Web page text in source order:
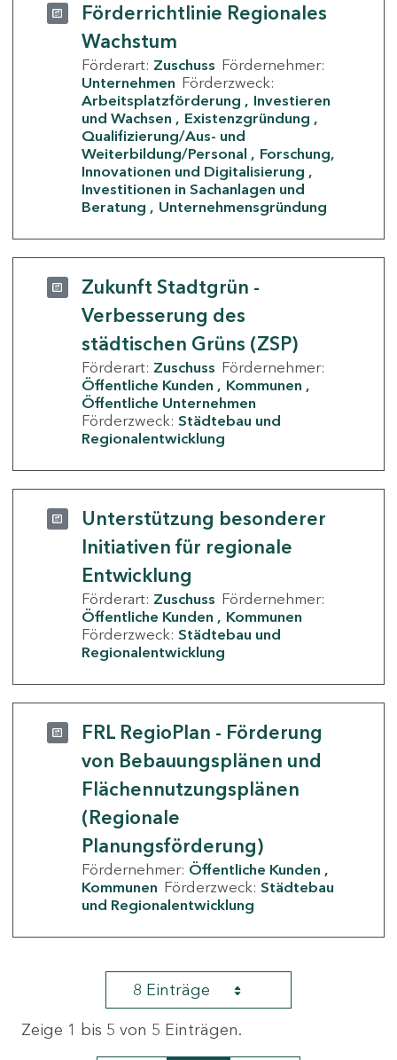
Förderrichtlinie Regionales
Wachstum
Förderart: Zuschuss Fördernehmer:
Unternehmen Förderzweck:
Arbeitsplatzförderung
Investieren
und Wachsen
Existenzgründung
Qualifizierung/Aus- und
Weiterbildung/Personal
Forschung,
Innovationen und Digitalisierung
Investitionen in Sachanlagen und
Beratung
Unternehmensgründung
Zukunft Stadtgrün -
Verbesserung des
städtischen Grüns (ZSP)
Förderart: Zuschuss Fördernehmer:
Öffentliche Kunden
Kommunen
Öffentliche Unternehmen
Förderzweck: Städtebau und
Regionalentwicklung
Unterstützung besonderer
Initiativen für regionale
Entwicklung
Förderart: Zuschuss Fördernehmer:
Öffentliche Kunden
Kommunen
Förderzweck: Städtebau und
Regionalentwicklung
FRL RegioPlan - Förderung
von Bebauungsplänen und
Flächennutzungsplänen
(Regionale
Planungsförderung)
Fördernehmer: Öffentliche Kunden
Kommunen Förderzweck: Städtebau
und Regionalentwicklung
8 Einträge
Zeige 1 bis 5 von 5 Einträgen.